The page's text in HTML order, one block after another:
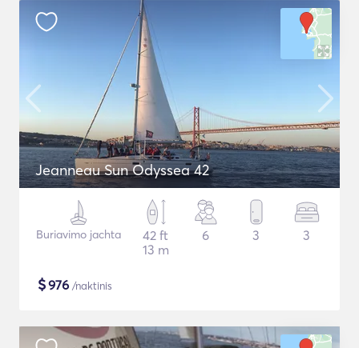
Jeanneau Sun Odyssea 42
Buriavimo jachta
42 ft
13 m
6 3 3
$976 /naktinis